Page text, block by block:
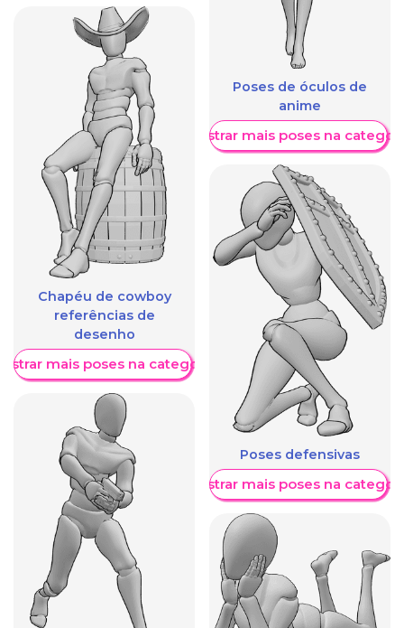
Chapéu de cowboy
referências de
desenho
mais poses na categoria
Poses de óculos de
anime
Mostrar mais poses na
Poses defensivas
Mostrar mais poses na